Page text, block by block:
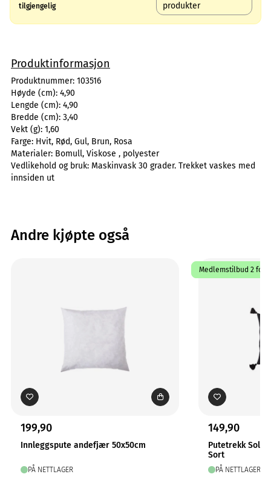
tilgjengelig
produkter
Produktinformasjon
Produktnummer: 103516
Høyde (cm): 4,90
Lengde (cm): 4,90
Bredde (cm): 3,40
Vekt (g): 1,60
Farge: Hvit, Rød, Gul, Brun, Rosa
Materialer: Bomull, Viskose , polyester
Vedlikehold og bruk: Maskinvask 30 grader. Trekket vaskes med
innsiden ut
Andre kjøpte også
199,90
Innleggspute andefjær 50x50cm
PÅ NETTLAGER
Medlemstilbud 2 for 1
149,90
Putetrekk Solo
Sort
PÅ NETTLAGER